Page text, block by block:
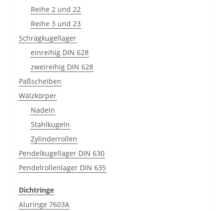
Reihe 2 und 22
Reihe 3 und 23
Schrägkugellager
einreihig DIN 628
zweireihig DIN 628
Paßscheiben
Wälzkörper
Nadeln
Stahlkugeln
Zylinderrollen
Pendelkugellager DIN 630
Pendelrollenlager DIN 635
Dichtringe
Aluringe 7603A